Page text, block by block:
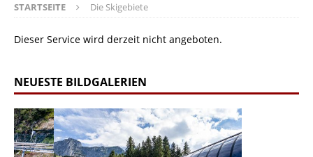
STARTSEITE Die Skigebiete
Dieser Service wird derzeit nicht angeboten.
NEUESTE BILDGALERIEN